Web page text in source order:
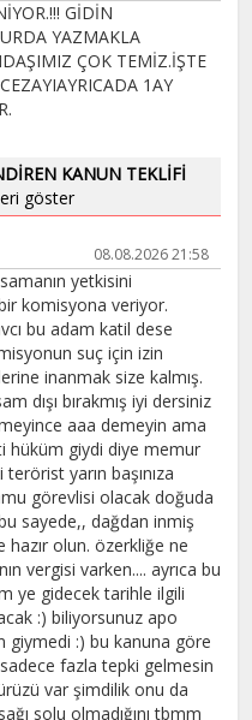
GİDİN
YAZMAKLA
ÇOK TEMİZ.İŞTE
1AY
KANUN TEKLİFİ
göster
08.08.2026 21:58
yetkisini
komisyona veriyor.
bu adam katil dese
suç için izin
inanmak size kalmış.
dışı bırakmış iyi dersiniz
aaa demeyin ama
hüküm giydi diye memur
yarın başınıza
görevlisi olacak doğuda
sayede,, dağdan inmiş
hazır olun. özerkliğe ne
vergisi varken.... ayrıca bu
ye gidecek tarihle ilgili
:) biliyorsunuz apo
:) bu kanuna göre
fazla tepki gelmesin
var şimdilik onu da
solu olmadığını tbmm